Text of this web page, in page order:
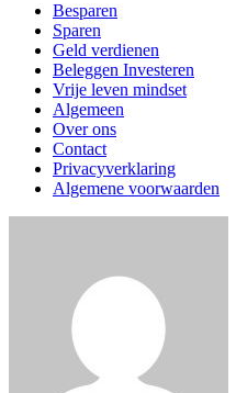
Besparen
Sparen
Geld verdienen
Beleggen Investeren
Vrije leven mindset
Algemeen
Over ons
Contact
Privacyverklaring
Algemene voorwaarden